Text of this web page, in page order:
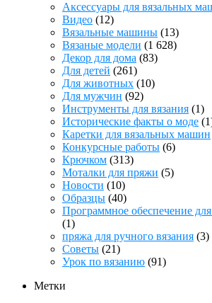
Аксессуары для вязальных
Видео (12)
Вязальные машины (13)
Вязаные модели (1 628)
Декор для дома (83)
Для детей (261)
Для животных (10)
Для мужчин (92)
Инструменты для вязания (1)
Исторические факты о моде
Каретки для вязальных машин
Конкурсные работы (6)
Крючком (313)
Моталки для пряжи (5)
Новости (10)
Образцы (40)
Программное обеспечение
(1)
пряжа для ручного вязания (3)
Советы (21)
Урок по вязанию (91)
Метки